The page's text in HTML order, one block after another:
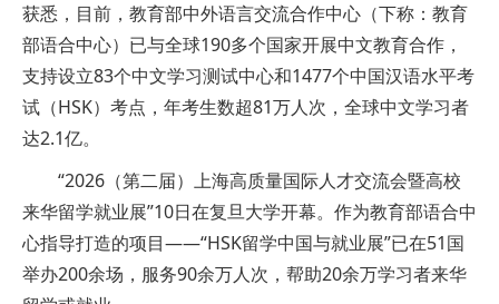
获悉，目前，教育部中外语言交流合作中心（下称：教育
部语合中心）已与全球190多个国家开展中文教育合作，
支持设立83个中文学习测试中心和1477个中国汉语水平考
试（HSK）考点，年考生数超81万人次，全球中文学习者
达2.1亿。
“2026（第二届）上海高质量国际人才交流会暨高校
来华留学就业展”10日在复旦大学开幕。作为教育部语合中
心指导打造的项目——“HSK留学中国与就业展”已在51国
举办200余场，服务90余万人次，帮助20余万学习者来华